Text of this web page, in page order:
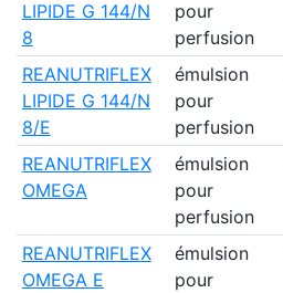
LIPIDE G 144/N
8
pour
perfusion
REANUTRIFLEX
LIPIDE G 144/N
8/E
émulsion
pour
perfusion
REANUTRIFLEX
OMEGA
émulsion
pour
perfusion
REANUTRIFLEX
OMEGA E
émulsion
pour